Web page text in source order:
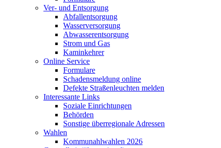
Ver- und Entsorgung
Abfallentsorgung
Wasserversorgung
Abwasserentsorgung
Strom und Gas
Kaminkehrer
Online Service
Formulare
Schadensmeldung online
Defekte Straßenleuchten melden
Interessante Links
Soziale Einrichtungen
Behörden
Sonstige überregionale Adressen
Wahlen
Kommunahlwahlen 2026